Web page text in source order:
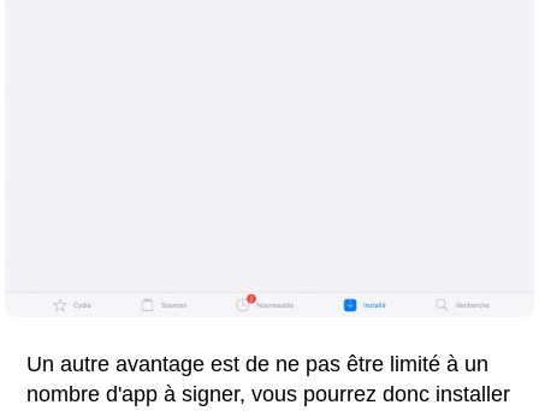
Un autre avantage est de ne pas être limité à un
nombre d'app à signer, vous pourrez donc installer